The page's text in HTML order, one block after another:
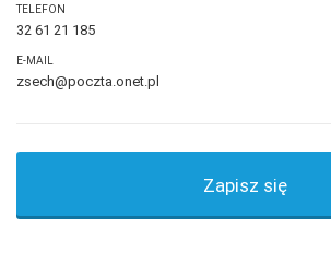
TELEFON
32 61 21 185
E-MAIL
zsech@poczta.onet.pl
Zapisz się